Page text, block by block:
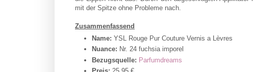
mit der Spitze ohne Probleme nach.
Zusammenfassend
Name: YSL Rouge Pur Couture Vernis a Lèvres
Nuance: Nr. 24 fuchsia imporel
Bezugsquelle: Parfumdreams